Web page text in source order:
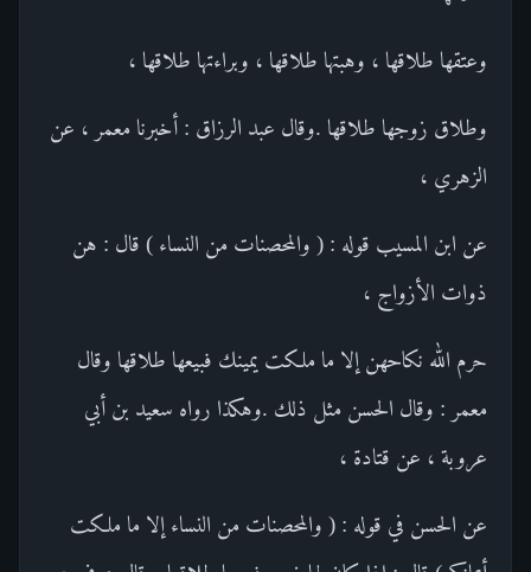
وعتقها طلاقها ، وهبتها طلاقها ، وبراءتها طلاقها ،
وطلاق زوجها طلاقها .وقال عبد الرزاق : أخبرنا معمر ، عن
الزهري ،
عن ابن المسيب قوله : ( والمحصنات من النساء ) قال : هن
ذوات الأزواج ،
حرم الله نكاحهن إلا ما ملكت يمينك فبيعها طلاقها وقال
معمر : وقال الحسن مثل ذلك .وهكذا رواه سعيد بن أبي
عروبة ، عن قتادة ،
عن الحسن في قوله : ( والمحصنات من النساء إلا ما ملكت